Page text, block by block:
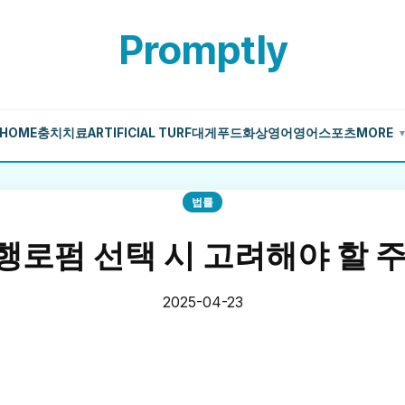
Promptly
충치치료ARTIFICIAL TURF대게 푸드화상영어 영어 스포츠MORE ▼
법률
로펌 선택 시 고려해야 할
2025-04-23